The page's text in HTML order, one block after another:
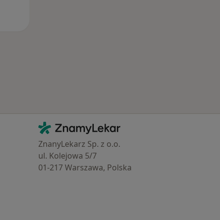
Kontakt
ZnamyLekar - Hlavní stránka
ZnanyLekarz Sp. z o.o.
ul. Kolejowa 5/7
01-217 Warszawa, Polska